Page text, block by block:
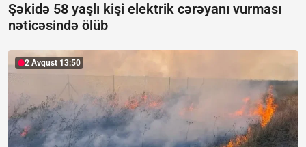
Şəkidə 58 yaşlı kişi elektrik cərəyanı vurması
nəticəsində ölüb
2 Avqust 13:50